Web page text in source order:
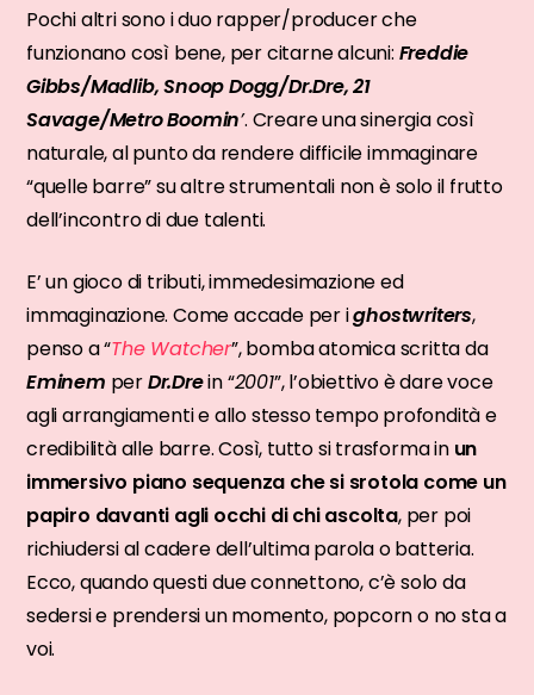
Pochi altri sono i duo rapper/producer che
funzionano così bene, per citarne alcuni: Freddie
Gibbs/Madlib, Snoop Dogg/Dr.Dre, 21
Savage/Metro Boomin’. Creare una sinergia così
naturale, al punto da rendere difficile immaginare
“quelle barre” su altre strumentali non è solo il frutto
dell’incontro di due talenti.
E’ un gioco di tributi, immedesimazione ed
immaginazione. Come accade per ighostwriters,
penso a “The Watcher”, bomba atomica scritta da
Eminem perDr.Drein “2001”, l’obiettivo è dare voce
agli arrangiamenti e allo stesso tempo profondità e
credibilità alle barre. Così, tutto si trasforma in un
immersivo piano sequenza che si srotola come un
papiro davanti agli occhi di chi ascolta, per poi
richiudersi al cadere dell’ultima parola o batteria.
Ecco, quando questi due connettono, c’è solo da
sedersi e prendersi un momento, popcorn o no sta a
voi.